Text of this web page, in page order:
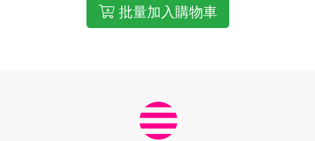
批量加入購物車